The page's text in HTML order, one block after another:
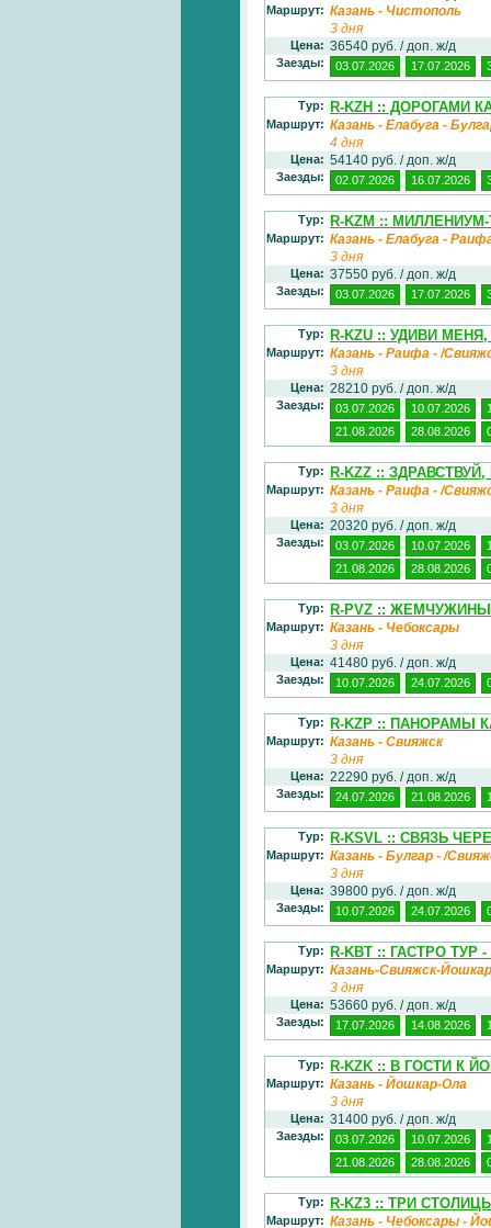
Маршрут: Казань - Чистополь
3 дня
Цена: 36540 руб. / доп. ж/д
Заезды: 03.07.2026 17.07.2026
Тур: R-KZH :: ДОРОГАМИ
Маршрут: Казань - Елабуга -
4 дня
Цена: 54140 руб. / доп. ж/д
Заезды: 02.07.2026 16.07.2026
Тур: R-KZM ::
Маршрут: Казань - Елабуга -
3 дня
Цена: 37550 руб. / доп. ж/д
Заезды: 03.07.2026 17.07.2026
Тур: R-KZU :: УДИВИ МЕНЯ,
Маршрут: Казань - Раифа - /
3 дня
Цена: 28210 руб. / доп. ж/д
Заезды: 03.07.2026 10.07.2026
21.08.2026
28.08.2026
Тур: R-KZZ ::
Маршрут: Казань - Раифа - /
3 дня
Цена: 20320 руб. / доп. ж/д
Заезды: 03.07.2026 10.07.2026
21.08.2026
28.08.2026
Тур: R-PVZ ::
Маршрут: Казань - Чебоксары
3 дня
Цена: 41480 руб. / доп. ж/д
Заезды: 10.07.2026 24.07.2026
Тур: R-KZP :: ПАНОРАМЫ
Маршрут: Казань - Свияжск
3 дня
Цена: 22290 руб. / доп. ж/д
Заезды: 24.07.2026 21.08.2026
Тур: R-KSVL :: СВЯЗЬ
Маршрут: Казань - Булгар - /
3 дня
Цена: 39800 руб. / доп. ж/д
Заезды: 10.07.2026 24.07.2026
Тур: R-KBT :: ГАСТРО ТУР
Маршрут: Казань-Свияжск-
3 дня
Цена: 53660 руб. / доп. ж/д
Заезды: 17.07.2026 14.08.2026
Тур: R-KZK :: В ГОСТИ К
Маршрут: Казань - Йошкар-Ола
3 дня
Цена: 31400 руб. / доп. ж/д
Заезды: 03.07.2026 10.07.2026
21.08.2026
28.08.2026
Тур: R-KZ3 :: ТРИ
Маршрут: Казань - Чебоксары -